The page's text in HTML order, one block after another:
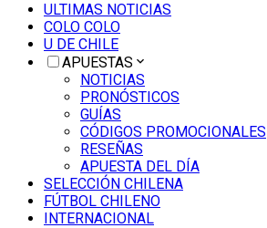
ULTIMAS NOTICIAS
COLO COLO
U DE CHILE
APUESTAS
NOTICIAS
PRONÓSTICOS
GUÍAS
CÓDIGOS PROMOCIONALES
RESEÑAS
APUESTA DEL DÍA
SELECCIÓN CHILENA
FÚTBOL CHILENO
INTERNACIONAL